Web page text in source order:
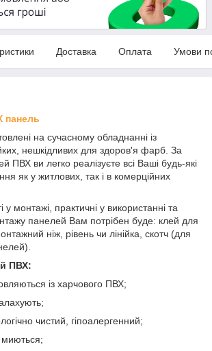
Доставка Оплата Умови
панель
на сучасному обладнанні із
нешкідливих для здоров'я фарб. За
ПВХ ви легко реалізуєте всі Ваші будь-які
як у житлових, так і в комерційних
у монтажі, практичні у використанні та
панелей Вам потрібен буде: клей для
ніж, рівень чи лінійка, скотч (для
ПВХ:
із харчового ПВХ;
чистий, гіпоалергенний;
миються;